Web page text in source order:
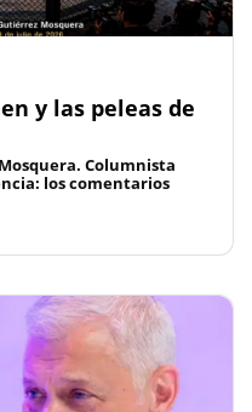
y las peleas de
Columnista
los comentarios